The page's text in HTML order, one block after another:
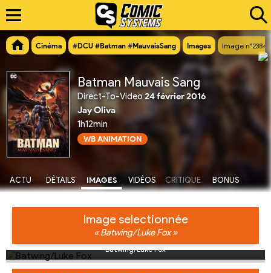
Cinéma #DCU #Batman #MauvaisSang Images Image n°23843
Batman Mauvais Sang
Direct-To-Video 24 février 2016
Jay Oliva
1h12min
WB ANIMATION
ACTU DÉTAILS IMAGES VIDÉOS CRITIQUE BONUS
Image selectionnée
« Batwing/Luke Fox »
Batwing/Luke Fox